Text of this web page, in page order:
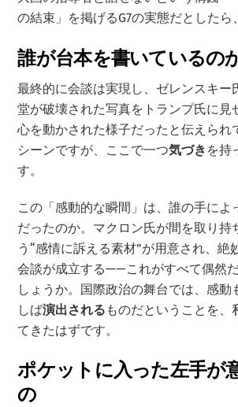
の結束」を掲げるG7の実態だとしたら
誰が台本を書いているの
最終的に会談は実現し、ゼレンスキー
堂が破壊された写真をトランプ氏に見
心を動かされた様子だったと伝えられ
シーンですが、ここで一つ気づき を持
す。
この「感動的な瞬間」は、誰の手によ
だったのか。マクロン氏が間を取り持
う“感情に訴える素材”が用意され、絶
会談が成立する——これがすべて偶然
しょうか。国際政治の舞台では、感動
しば演出される ものだということを、
てきたはずです。
ポケットに入った左手が
の